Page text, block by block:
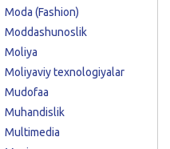
Moda (Fashion)
Moddashunoslik
Moliya
Moliyaviy texnologiyalar
Mudofaa
Muhandislik
Multimedia